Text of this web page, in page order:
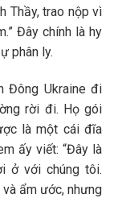
Thầy, trao nộp vì
Đây chính là hy
phân ly.
Đông Ukraine đi
rời đi. Họ gói
là một cái đĩa
ấy viết: “Đây là
ở với chúng tôi.
và ẩm ước, nhưng